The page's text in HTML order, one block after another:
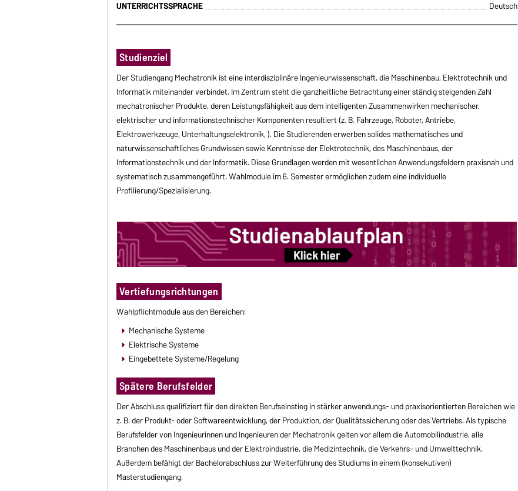
UNTERRICHTSSPRACHE
Deutsch
Studienziel
Der Studiengang Mechatronik ist eine interdisziplinäre Ingenieurwissenschaft, die Maschinenbau, Elektrotechnik und
Informatik miteinander verbindet. Im Zentrum steht die ganzheitliche Betrachtung einer ständig steigenden Zahl
mechatronischer Produkte, deren Leistungsfähigkeit aus dem intelligenten Zusammenwirken mechanischer,
elektrischer und informationstechnischer Komponenten resultiert (z. B. Fahrzeuge, Roboter, Antriebe,
Elektrowerkzeuge, Unterhaltungselektronik, ). Die Studierenden erwerben solides mathematisches und
naturwissenschaftliches Grundwissen sowie Kenntnisse der Elektrotechnik, des Maschinenbaus, der
Informationstechnik und der Informatik. Diese Grundlagen werden mit wesentlichen Anwendungsfeldern praxisnah und
systematisch zusammengeführt. Wahlmodule im 6. Semester ermöglichen zudem eine individuelle
Profilierung/Spezialisierung.
Vertiefungsrichtungen
Wahlpflichtmodule aus den Bereichen:
Mechanische Systeme
Elektrische Systeme
Eingebettete Systeme/Regelung
Spätere Berufsfelder
Der Abschluss qualifiziert für den direkten Berufseinstieg in stärker anwendungs- und praxisorientierten Bereichen wie
z. B. der Produkt- oder Softwareentwicklung, der Produktion, der Qualitätssicherung oder des Vertriebs. Als typische
Berufsfelder von Ingenieurinnen und Ingenieuren der Mechatronik gelten vor allem die Automobilindustrie, alle
Branchen des Maschinenbaus und der Elektroindustrie, die Medizintechnik, die Verkehrs- und Umwelttechnik.
Außerdem befähigt der Bachelorabschluss zur Weiterführung des Studiums in einem (konsekutiven)
Masterstudiengang.